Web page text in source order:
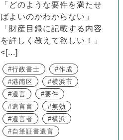
「どのような要件を満たせ
ばよいのかわからない」
「財産目録に記載する内容
を詳しく教えて欲しい！」
<[...]
行政書士
作成
港南区
横浜市
遺言
要件
遺言書
無効
遺言者
横浜
自筆証書遺言